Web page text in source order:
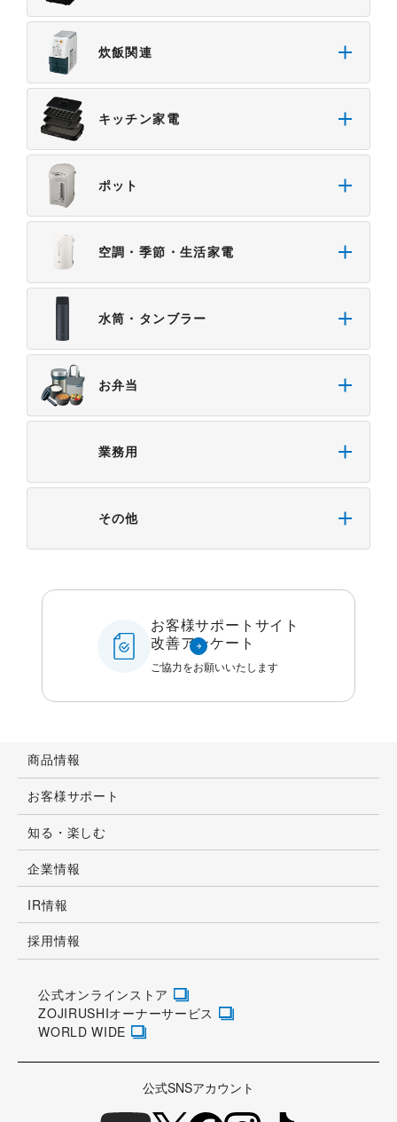
本サイトに情報を掲載する際には、細心の注意を払
っておりますが、以下の点について、弊社は何ら保
証せず、また責任を負うものではありません。あら
かじめご了承ください。
・掲載された情報が全て正確であり、有用であり、
安全であること。
・掲載された情報が常に最新のものであること。
・本サイトをご利用になったこと、またはご利用に
なれなかったことにより生じる一切の損害。
・予告なしにサーバーの停止、本サービスの変更ま
たは提供の中止・中断を行うこと。また、それによ
って生じる一切の損害。
炊飯関連
キッチン家電
ポット
空調・季節・生活家電
水筒・タンブラー
お弁当
業務用
その他
お客様サポートサイト
改善アンケート
ご協力をお願いいたします
商品情報
お客様サポート
知る・楽しむ
企業情報
IR情報
採用情報
公式オンラインストア
ZOJIRUSHIオーナーサービス
WORLD WIDE
公式SNSアカウント